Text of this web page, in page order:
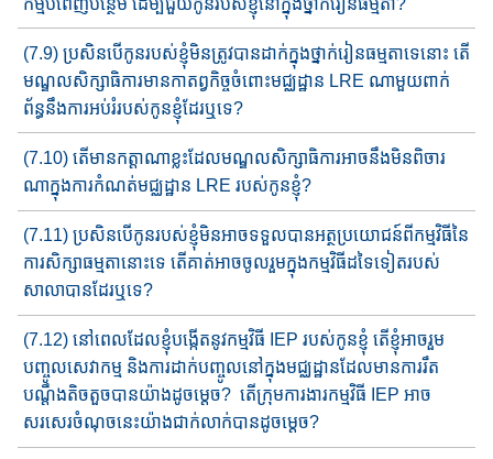
(7.9) ប្រសិនបើកូនរបស់ខ្ញុំមិនត្រូវបានដាក់ក្នុងថ្នាក់រៀនធម្មតាទេ​នោះ​ តើ
មណ្ឌលសិក្សាធិការ​មាន​កាតព្វកិច្ច​ចំពោះ​មជ្ឈដ្ឋាន​ LRE ណាមួយ​ពាក់
ព័ន្ធ​នឹងការអប់រំរបស់កូនខ្ញុំដែរឬទេ?
(7.10) តើមានកត្តាណាខ្លះដែលមណ្ឌលសិក្សាធិការអាចនឹងមិនពិចារ​
ណា​ក្នុងការកំណត់មជ្ឈដ្ឋាន​ LRE របស់​កូន​ខ្ញុំ?
(7.11) ប្រសិនបើកូនរបស់ខ្ញុំមិនអាចទទួលបានអត្ថប្រយោជន៍ពីកម្មវិធី​នៃ
ការសិក្សាធម្មតានោះទេ​ តើគាត់អាច​ចូលរួមក្នុងកម្មវិធីដ​ទៃទៀត​របស់
សាលាបាន​ដែរឬទេ?
(7.12) នៅពេលដែលខ្ញុំបង្កើតនូវកម្មវិធី IEP​ របស់កូនខ្ញុំ តើខ្ញុំអាចរួម​
បញ្ចូល​​សេវាកម្ម និង​ការ​ដាក់​បញ្ចូល​នៅក្នុង​មជ្ឈដ្ឋាន​ដែលមានការ​រឹត
បណ្ដឹងតិចតួចបានយ៉ាង​ដូចម្តេច​? តើក្រុមការងារ​កម្មវិធី IEP អាច​
សរសេរចំណុចនេះ​យ៉ាង​​ជាក់លាក់បាន​​ដូចម្តេច​?